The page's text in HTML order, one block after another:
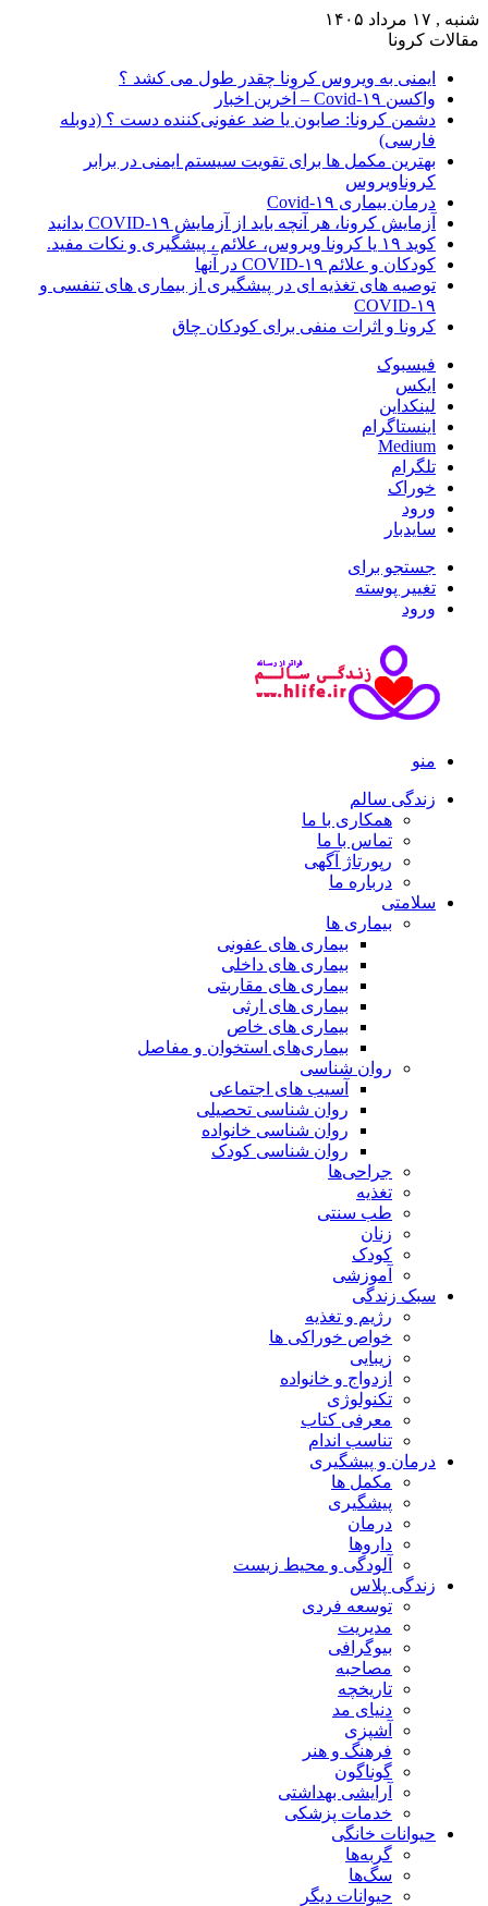
شنبه , ۱۷ مرداد ۱۴۰۵
مقالات کرونا
ایمنی به ویروس کرونا چقدر طول می کشد ؟
واکسن Covid-۱۹ – آخرین اخبار
دشمن کرونا: صابون یا ضد عفونی‌کننده دست ؟ (دوبله
فارسی)
بهترین مکمل ها برای تقویت سیستم ایمنی در برابر
کروناویروس
درمان بیماری Covid-۱۹
آزمایش کرونا، هر آنچه باید از آزمایش COVID-۱۹ بدانید
کوید ۱۹ یا کرونا ویروس، علائم ، پیشگیری و نکات مفید.
کودکان و علائم COVID-۱۹ در آنها
توصیه های تغذیه ای در پیشگیری از بیماری های تنفسی و
COVID-۱۹
کرونا و اثرات منفی برای کودکان چاق
فیسبوک
ایکس
لینکداین
اینستاگرام
Medium
تلگرام
خوراک
ورود
سایدبار
جستجو برای
تغییر پوسته
ورود
منو
زندگی سالم
همکاری با ما
تماس با ما
رپورتاژ آگهی
درباره ما
سلامتی
بیماری ها
بیماری های عفونی
بیماری های داخلی
بیماری های مقاربتی
بیماری های ارثی
بیماری های خاص
بیماری‌های استخوان و مفاصل
روان شناسی
آسیب های اجتماعی
روان شناسی تحصیلی
روان شناسی خانواده
روان شناسی کودک
جراحی‌ها
تغذیه
طب سنتی
زنان
کودک
آموزشی
سبک زندگی
رژیم و تغذیه
خواص خوراکی ها
زیبایی
ازدواج و خانواده
تکنولوژی
معرفی کتاب
تناسب اندام
درمان و پیشگیری
مکمل ها
پیشگیری
درمان
داروها
آلودگی و محیط زیست
زندگی پلاس
توسعه فردی
مدیریت
بیوگرافی
مصاحبه
تاریخچه
دنیای مد
آشپزی
فرهنگ و هنر
گوناگون
آرایشی بهداشتی
خدمات پزشکی
حیوانات خانگی
گربه‌ها
سگ‌ها
حیوانات دیگر